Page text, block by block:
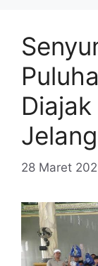
28 Maret